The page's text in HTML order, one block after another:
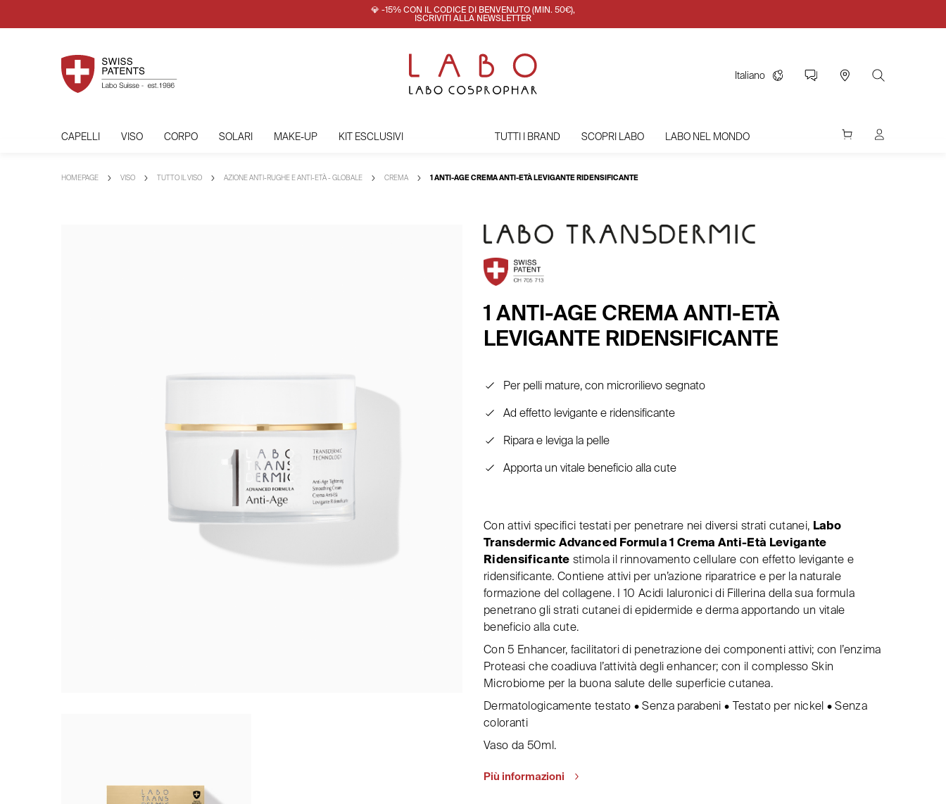
💎 -15% CON IL CODICE DI BENVENUTO (MIN. 50€),
ISCRIVITI ALLA NEWSLETTER
Italiano
CAPELLI VISO CORPO SOLARI MAKE-UP KIT ESCLUSIVI TUTTI I BRAND SCOPRI LABO LABO NEL MONDO
HOMEPAGE VISO TUTTO IL VISO AZIONE ANTI-RUGHE E ANTI-ETÀ - GLOBALE CREMA 1 ANTI-AGE CREMA ANTI-ETÀ LEVIGANTE RIDENSIFICANTE
1 ANTI-AGE CREMA ANTI-ETÀ
LEVIGANTE RIDENSIFICANTE
Per pelli mature, con microrilievo segnato
Ad effetto levigante e ridensificante
Ripara e leviga la pelle
Apporta un vitale beneficio alla cute
Con attivi specifici testati per penetrare nei diversi strati cutanei, Labo
Transdermic Advanced Formula 1 Crema Anti-Età Levigante
Ridensificante stimola il rinnovamento cellulare con effetto levigante e
ridensificante. Contiene attivi per un’azione riparatrice e per la naturale
formazione del collagene. I 10 Acidi Ialuronici di Fillerina della sua formula
penetrano gli strati cutanei di epidermide e derma apportando un vitale
beneficio alla cute.
Con 5 Enhancer, facilitatori di penetrazione dei componenti attivi; con l’enzima
Proteasi che coadiuva l’attività degli enhancer; con il complesso Skin
Microbiome per la buona salute delle superficie cutanea.
Dermatologicamente testato • Senza parabeni • Testato per nickel • Senza
coloranti
Vaso da 50ml.
Più informazioni